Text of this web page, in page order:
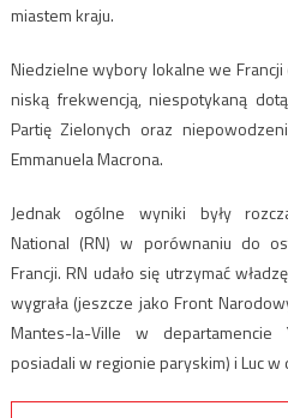
miastem kraju.
Niedzielne wybory lokalne we
niską frekwencją, niespotykaną
Partię Zielonych oraz
Emmanuela Macrona.
Jednak ogólne wyniki były
National (RN) w porównaniu do
Francji. RN udało się utrzymać
wygrała (jeszcze jako Front
Mantes-la-Ville w
posiadali w regionie paryskim) i Luc w